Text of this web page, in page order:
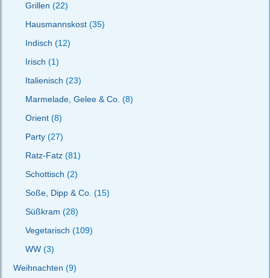
Grillen (22)
Hausmannskost (35)
Indisch (12)
Irisch (1)
Italienisch (23)
Marmelade, Gelee & Co. (8)
Orient (8)
Party (27)
Ratz-Fatz (81)
Schottisch (2)
Soße, Dipp & Co. (15)
Süßkram (28)
Vegetarisch (109)
WW (3)
Weihnachten (9)